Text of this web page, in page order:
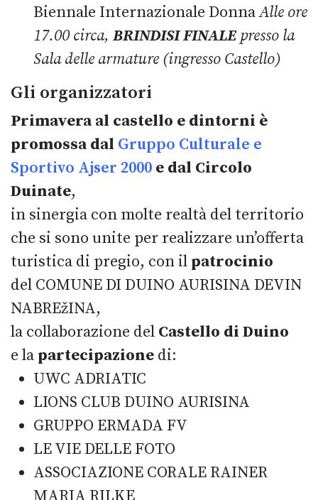
Biennale Internazionale DonnaAlle ore
17.00 circa, BRINDISI FINALEpresso la
Sala delle armature (ingresso Castello)
Gli organizzatori
Primavera al castello e dintorni è
promossa dal Gruppo Culturale e
Sportivo Ajser 2000 e dal Circolo
Duinate,
in sinergia con molte realtà del territorio
che si sono unite per realizzare un’offerta
turistica di pregio, con il patrocinio
del COMUNE DI DUINO AURISINA DEVIN
NABREžINA,
la collaborazione del Castello di Duino
e la partecipazione di:
UWC ADRIATIC
LIONS CLUB DUINO AURISINA
GRUPPO ERMADA FV
LE VIE DELLE FOTO
ASSOCIAZIONE CORALE RAINER